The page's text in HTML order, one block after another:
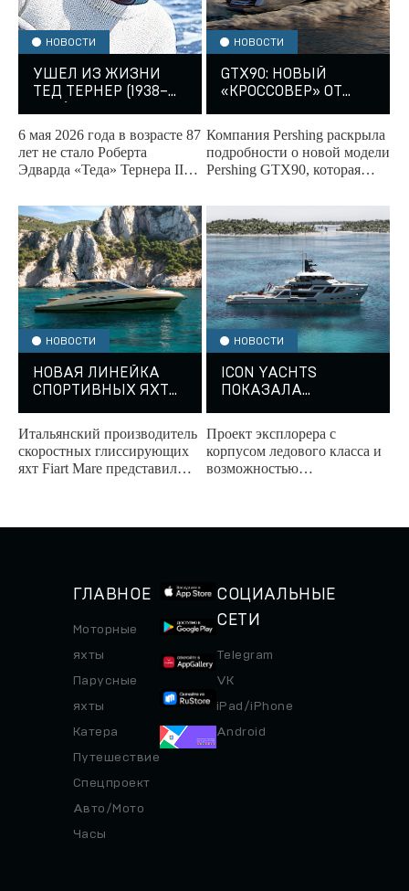
НОВОСТИ
УШЕЛ ИЗ ЖИЗНИ
ТЕД ТЕРНЕР (1938–
6 мая 2026 года в возрасте 87
лет не стало Роберта
Эдварда «Теда» Тернера III
CNN. Для мира он останется
не только...
НОВОСТИ
GTX90: НОВЫЙ
«КРОССОВЕР» ОТ
Компания Pershing раскрыла
подробности о новой модели
Pershing GTX90, которая
Utility Yachts.
НОВОСТИ
НОВАЯ ЛИНЕЙКА
СПОРТИВНЫХ ЯХТ
Итальянский производитель
скоростных глиссирующих
яхт Fiart Mare представил
НОВОСТИ
ICON YACHTS
ПОКАЗАЛА
MISSION M
Проект эксплорера с
корпусом ледового класса и
возможностью
ГЛАВНОЕ
Моторные
яхты
Парусные
яхты
Катера
Путешествие
Спецпроект
Авто/Мото
Часы
СОЦИАЛЬНЫЕ
СЕТИ
Telegram
VK
iPad/iPhone
Android